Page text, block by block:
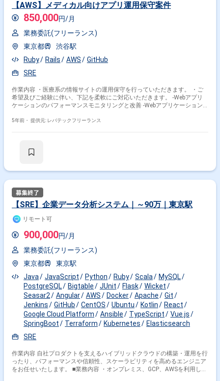
【AWS】メディカル向けアプリ運用保守案件
850,000円/月
業務委託(フリーランス)
東京都
渋谷駅
Ruby
Rails AWS
GitHub
SRE
作業内容 ・医療系の情報サイトの運用保守を行っていただきます。 ・ご
希望及びご経験に伴い、下記を柔軟にご対応いただきます。 -Webアプリ
ケーションのパフォーマンスモニタリングと改善 -Webアプリケーション
ス(・およびツール)の導入や改善 -サービス運用に関するミドルウェア(例:
5年前・ 提供元: レバテックフリーランス
【SRE】企業データ分析システム｜～90万｜東京駅
リモート可
900,000円/月
業務委託(フリーランス)
東京都
東京駅
Java
JavaScript Python Ruby Scala
MySQL
PostgreSQL
Bigtable JUnit Flask
Wicket
Seasar2
Angular AWS Docker Apache
Git
Jenkins
GitHub CentOS Ubuntu Kotlin
React
Google Cloud Platform
Ansible TypeScript
Vue.js
SpringBoot
Terraform Kubernetes
Elasticsearch
SRE
作業内容 自社プロダクトを支えるハイブリッドクラウドの構築・運用を行
ったり、パフォーマンスや信頼性、スケーラビリティを高めるエンジニア
をお任せいたします。 ■業務内容 ・オンプレミス、GCP、AWSを利用した